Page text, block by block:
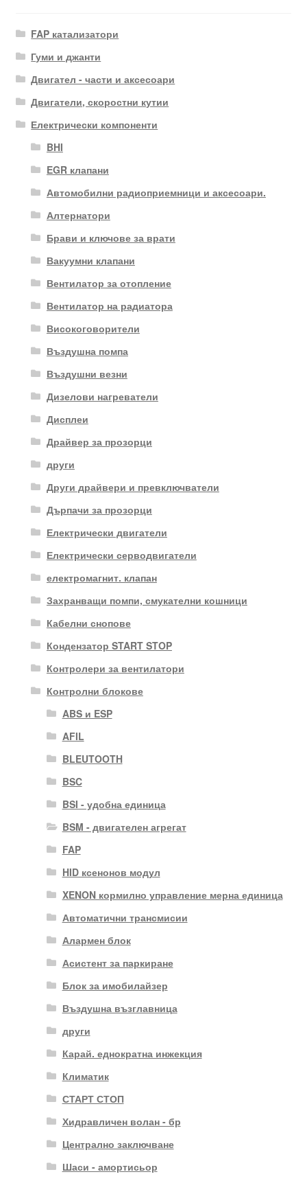
FAP катализатори
Гуми и джанти
Двигател - части и аксесоари
Двигатели, скоростни кутии
Електрически компоненти
BHI
EGR клапани
Автомобилни радиоприемници и аксесоари.
Алтернатори
Брави и ключове за врати
Вакуумни клапани
Вентилатор за отопление
Вентилатор на радиатора
Високоговорители
Въздушна помпа
Въздушни везни
Дизелови нагреватели
Дисплеи
Драйвер за прозорци
други
Други драйвери и превключватели
Дърпачи за прозорци
Електрически двигатели
Електрически серводвигатели
електромагнит. клапан
Захранващи помпи, смукателни кошници
Кабелни снопове
Кондензатор START STOP
Контролери за вентилатори
Контролни блокове
ABS и ESP
AFIL
BLEUTOOTH
BSC
BSI - удобна единица
BSM - двигателен агрегат
FAP
HID ксенонов модул
XENON кормилно управление мерна единица
Автоматични трансмисии
Алармен блок
Асистент за паркиране
Блок за имобилайзер
Въздушна възглавница
други
Карай. еднократна инжекция
Климатик
СТАРТ СТОП
Хидравличен волан - бр
Централно заключване
Шаси - амортисьор